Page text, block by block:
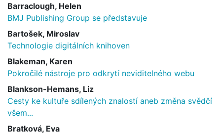
Barraclough, Helen
BMJ Publishing Group se představuje
Bartošek, Miroslav
Technologie digitálních knihoven
Blakeman, Karen
Pokročilé nástroje pro odkrytí neviditelného webu
Blankson-Hemans, Liz
Cesty ke kultuře sdílených znalostí aneb změna svědčí
všem...
Bratková, Eva